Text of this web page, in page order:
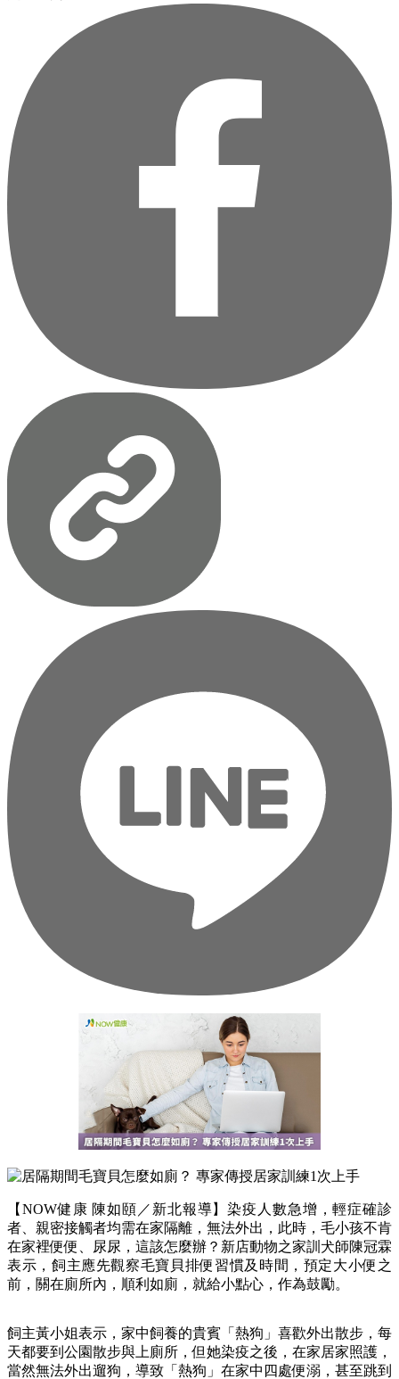
【NOW健康 陳如頤／新北報導】染疫人數急增，輕症確診
者、親密接觸者均需在家隔離，無法外出，此時，毛小孩不肯
在家裡便便、尿尿，這該怎麼辦？新店動物之家訓犬師陳冠霖
表示，飼主應先觀察毛寶貝排便習慣及時間，預定大小便之
前，關在廁所內，順利如廁，就給小點心，作為鼓勵。
飼主黃小姐表示，家中飼養的貴賓「熱狗」喜歡外出散步，每
天都要到公園散步與上廁所，但她染疫之後，在家居家照護，
當然無法外出遛狗，導致「熱狗」在家中四處便溺，甚至跳到